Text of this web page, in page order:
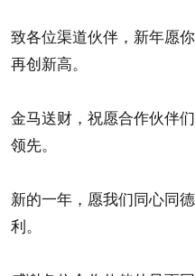
致各位渠道伙伴，新年愿
再创新高。
金马送财，祝愿合作伙伴
领先。
新的一年，愿我们同心同
利。